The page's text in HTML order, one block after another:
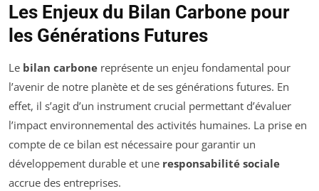
Les Enjeux du Bilan Carbone pour
les Générations Futures
Le bilan carbone représente un enjeu fondamental pour
l’avenir de notre planète et de ses générations futures. En
effet, il s’agit d’un instrument crucial permettant d’évaluer
l’impact environnemental des activités humaines. La prise en
compte de ce bilan est nécessaire pour garantir un
développement durable et une responsabilité sociale
accrue des entreprises.